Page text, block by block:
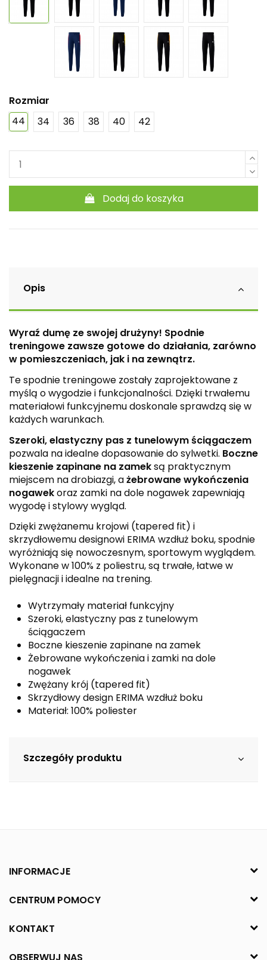
Rozmiar
44
34 36 38 40 42
Dodaj do koszyka
Opis
Wyraź dumę ze swojej drużyny! Spodnie
treningowe zawsze gotowe do działania, zarówno
w pomieszczeniach, jak i na zewnątrz.
Te spodnie treningowe zostały zaprojektowane z
myślą o wygodzie i funkcjonalności. Dzięki trwałemu
materiałowi funkcyjnemu doskonale sprawdzą się w
każdych warunkach.
Szeroki, elastyczny pas z tunelowym ściągaczem
pozwala na idealne dopasowanie do sylwetki. Boczne
kieszenie zapinane na zameksą praktycznym
miejscem na drobiazgi, ażebrowane wykończenia
nogawekoraz zamki na dole nogawek zapewniają
wygodę i stylowy wygląd.
Dzięki zwężanemu krojowi (tapered fit) i
skrzydłowemu designowi ERIMA wzdłuż boku, spodnie
wyróżniają się nowoczesnym, sportowym wyglądem.
Wykonane w 100% z poliestru, są trwałe, łatwe w
pielęgnacji i idealne na trening.
Wytrzymały materiał funkcyjny
Szeroki, elastyczny pas z tunelowym
ściągaczem
Boczne kieszenie zapinane na zamek
Żebrowane wykończenia i zamki na dole
nogawek
Zwężany krój (tapered fit)
Skrzydłowy design ERIMA wzdłuż boku
Materiał: 100% poliester
Szczegóły produktu
INFORMACJE
CENTRUM POMOCY
KONTAKT
OBSERWUJ NAS